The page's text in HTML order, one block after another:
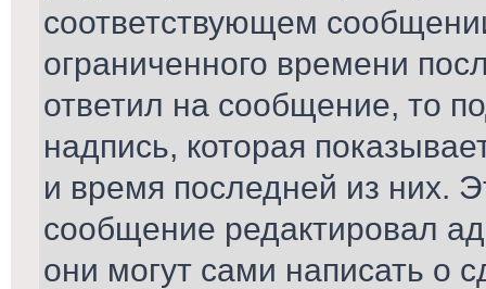
соответствующем
ограниченного времени
ответил на сообщение, то
надпись, которая
и время последней из них.
сообщение редактировал
они могут сами написать о